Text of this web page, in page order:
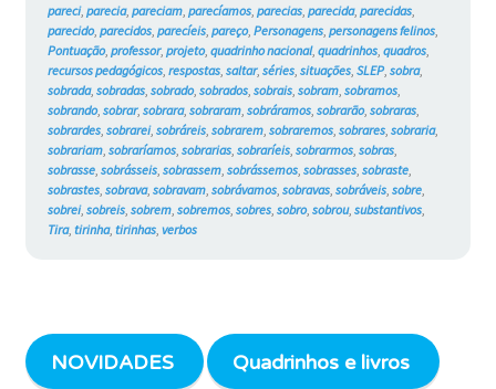
pareci, parecia, pareciam, parecíamos, parecias, parecida, parecidas,
parecido, parecidos, parecíeis, pareço, Personagens, personagens felinos,
Pontuação, professor, projeto, quadrinho nacional, quadrinhos, quadros,
recursos pedagógicos, respostas, saltar, séries, situações, SLEP, sobra,
sobrada, sobradas, sobrado, sobrados, sobrais, sobram, sobramos,
sobrando, sobrar, sobrara, sobraram, sobráramos, sobrarão, sobraras,
sobrardes, sobrarei, sobráreis, sobrarem, sobraremos, sobrares, sobraria,
sobrariam, sobraríamos, sobrarias, sobraríeis, sobrarmos, sobras,
sobrasse, sobrásseis, sobrassem, sobrássemos, sobrasses, sobraste,
sobrastes, sobrava, sobravam, sobrávamos, sobravas, sobráveis, sobre,
sobrei, sobreis, sobrem, sobremos, sobres, sobro, sobrou, substantivos,
Tira, tirinha, tirinhas, verbos
NOVIDADES Quadrinhos e livros